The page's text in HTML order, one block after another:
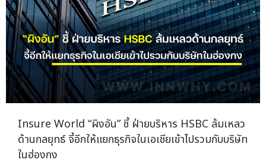
Insure World “ผิงอัน” ชี้ ฝ่ายบริหาร HSBC ล้มเหลว
ด้านกลยุทธ์ จี้อีกให้แยกธุรกิจในเอเชียเข้าไปรวมกับบริษัท
ในฮ่องกง